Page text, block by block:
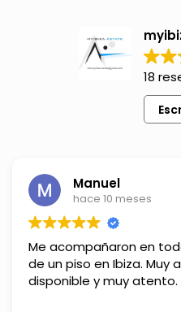
18
Manuel
hace 10 meses
Me acompañaron en
de un piso en Ibiza. Muy
disponible y muy atento.